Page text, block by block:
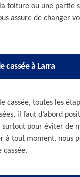
toiture ou une partie
assure de changer
cassée à Larra
cassée, toutes les
il faut d’abord
pour éviter de
à tout moment, nous